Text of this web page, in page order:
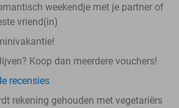
weekendje met je partner of
vriend(in)
Koop dan meerdere vouchers!
recensies
rekening gehouden met vegetariërs